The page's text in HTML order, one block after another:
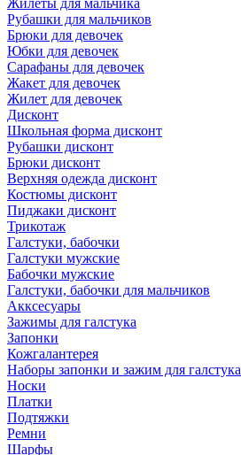
Жилеты для мальчика
Рубашки для мальчиков
Брюки для девочек
Юбки для девочек
Сарафаны для девочек
Жакет для девочек
Жилет для девочек
Дисконт
Школьная форма дисконт
Рубашки дисконт
Брюки дисконт
Верхняя одежда дисконт
Костюмы дисконт
Пиджаки дисконт
Трикотаж
Галстуки, бабочки
Галстуки мужские
Бабочки мужские
Галстуки, бабочки для мальчиков
Акксесуары
Зажимы для галстука
Запонки
Кожгалантерея
Наборы запонки и зажим для галстука
Носки
Платки
Подтяжки
Ремни
Шарфы